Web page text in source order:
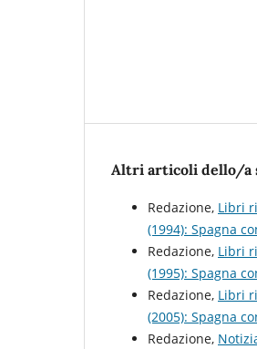
Altri articoli dello/a
Redazione, Libri
(1994): Spagna
Redazione, Libri
(1995): Spagna
Redazione, Libri
(2005): Spagna
Redazione,